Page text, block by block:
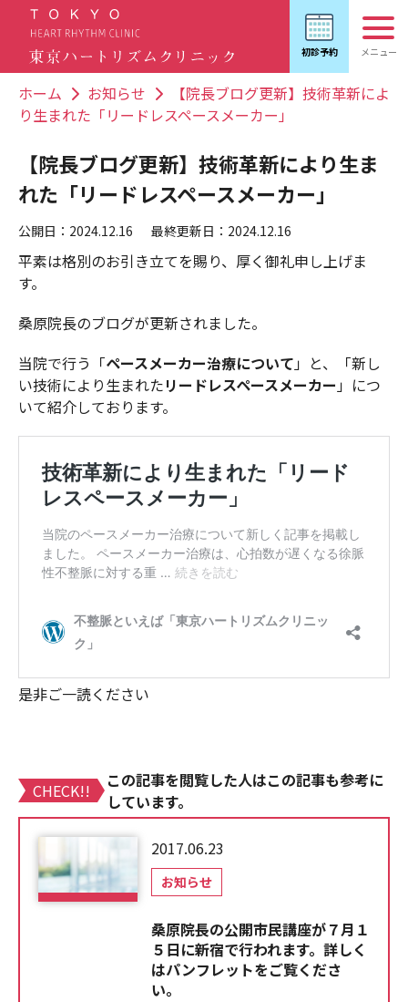
ホーム お知らせ
【院長ブログ更新】技術革新によ
り生まれた「リードレスペースメーカー」
【院長ブログ更新】技術革新により生ま
れた「リードレスペースメーカー」
公開日：2024.12.16 最終更新日：2024.12.16
平素は格別のお引き立てを賜り、厚く御礼申し上げま
す。
桑原院長のブログが更新されました。
当院で行う「ペースメーカー治療について」と、「新し
い技術により生まれたリードレスペースメーカー」につ
いて紹介しております。
是非ご一読ください
CHECK!!
この記事を閲覧した人はこの記事も参考に
しています。
2017.06.23
お知らせ
桑原院長の公開市民講座が７月１
５日に新宿で行われます。詳しく
はパンフレットをご覧くださ
い。